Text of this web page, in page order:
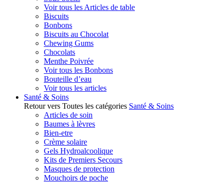
Voir tous les Articles de table
Biscuits
Bonbons
Biscuits au Chocolat
Chewing Gums
Chocolats
Menthe Poivrée
Voir tous les Bonbons
Bouteille d’eau
Voir tous les articles
Santé & Soins
Retour vers Toutes les catégories Santé & Soins
Articles de soin
Baumes à lèvres
Bien-etre
Crème solaire
Gels Hydroalcoolique
Kits de Premiers Secours
Masques de protection
Mouchoirs de poche